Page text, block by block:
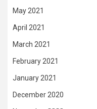
May 2021
April 2021
March 2021
February 2021
January 2021
December 2020